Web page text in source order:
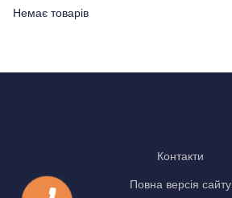
Немає товарів
Контакти
Повна версія сайту